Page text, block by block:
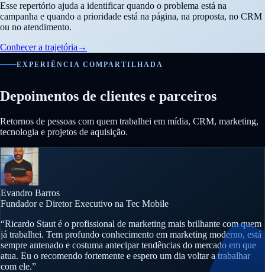
Esse repertório ajuda a identificar quando o problema está na
campanha e quando a prioridade está na página, na proposta, no CRM
ou no atendimento.
Conhecer a trajetória →
EXPERIÊNCIA COMPARTILHADA
Depoimentos de clientes e parceiros
Retornos de pessoas com quem trabalhei em mídia, CRM, marketing,
tecnologia e projetos de aquisição.
Evandro Barros
Fundador e Diretor Executivo na Tec Mobile
“Ricardo Staut é o profissional de marketing mais brilhante com quem
já trabalhei. Tem profundo conhecimento em marketing moderno, está
sempre antenado e costuma antecipar tendências do mercado em que
atua. Eu o recomendo fortemente e espero um dia voltar a trabalhar
com ele.”